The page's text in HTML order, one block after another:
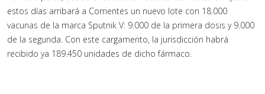
estos días arribará a Corrientes un nuevo lote con 18.000
vacunas de la marca Sputnik V: 9.000 de la primera dosis y 9.000
de la segunda. Con este cargamento, la jurisdicción habrá
recibido ya 189.450 unidades de dicho fármaco.